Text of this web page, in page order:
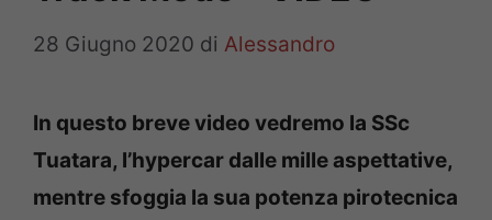
28 Giugno 2020 di Alessandro
In questo breve video vedremo la SSc
Tuatara, l’hypercar dalle mille aspettative,
mentre sfoggia la sua potenza pirotecnica